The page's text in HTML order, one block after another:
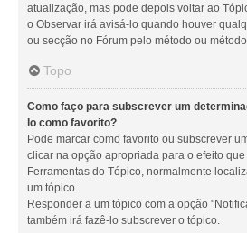
atualização, mas pode depois voltar ao
o Observar irá avisá-lo quando houver
ou secção no Fórum pelo método ou
Topo
Como faço para subscrever um
lo como favorito?
Pode marcar como favorito ou subscrever
clicar na opção apropriada para o efeito
Ferramentas do Tópico, normalmente
um tópico.
Responder a um tópico com a opção
também irá fazê-lo subscrever o tópico.